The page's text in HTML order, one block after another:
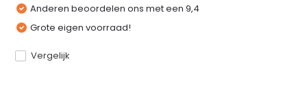
Anderen beoordelen ons met een 9,4
Grote eigen voorraad!
Vergelijk